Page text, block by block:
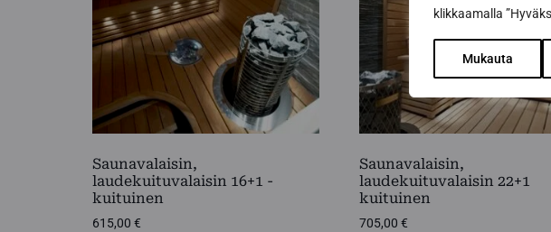
klikkaamalla
Mukauta
Saunavalaisin,
laudekuituvalaisin 16+1 -
kuituinen
615,00 €
Saunavalaisin,
laudekuituvalaisin 22+1
kuituinen
705,00 €